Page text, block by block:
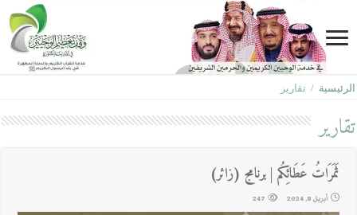
الرئيسية / تقارير
تقارير
ثَمَرَاتُ عَطَائِكُم | برنامج (زائر)
أبريل 8, 2024 247